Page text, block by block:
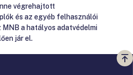
végrehajtott
és az egyéb felhasználói
a hatályos adatvédelmi
jár el.
a